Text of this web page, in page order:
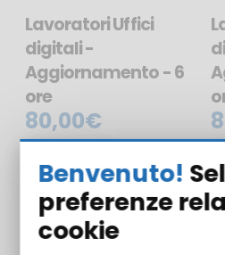
Lavoratori Uffici
digitali -
Aggiornamento - 6
ore
80,00€
Benvenuto!
preferenze
cookie